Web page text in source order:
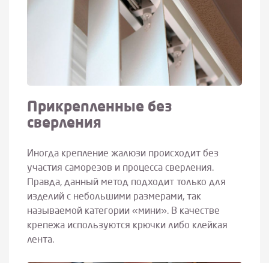
Прикрепленные без
сверления
Иногда крепление жалюзи происходит без
участия саморезов и процесса сверления.
Правда, данный метод подходит только для
изделий с небольшими размерами, так
называемой категории «мини». В качестве
крепежа используются крючки либо клейкая
лента.